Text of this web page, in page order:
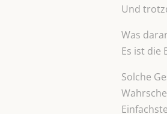
Und
Was
Es ist die
Solche